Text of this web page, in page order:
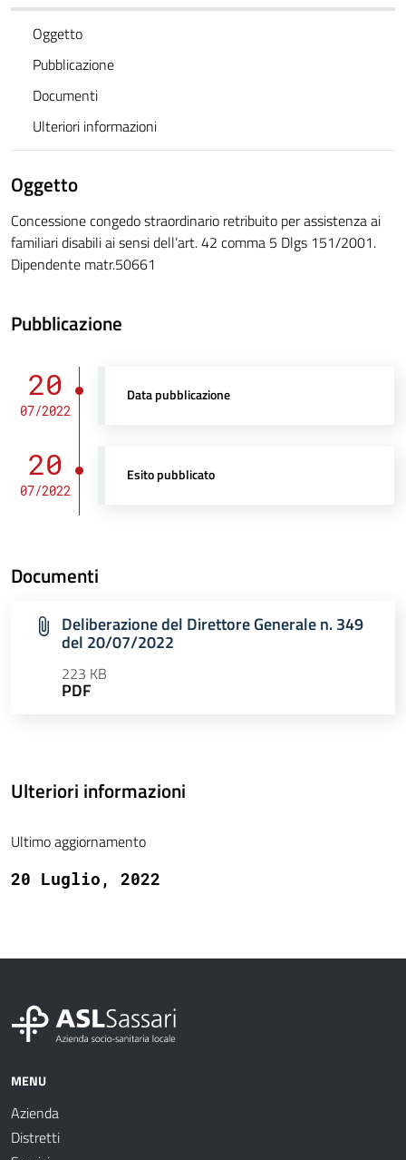
Oggetto
Pubblicazione
Documenti
Ulteriori informazioni
Oggetto
Concessione congedo straordinario retribuito per assistenza ai
familiari disabili ai sensi dell’art. 42 comma 5 Dlgs 151/2001.
Dipendente matr.50661
Pubblicazione
20
07/2022
Data pubblicazione
20
07/2022
Esito pubblicato
Documenti
Deliberazione del Direttore Generale n. 349
del 20/07/2022
223 KB
PDF
Ulteriori informazioni
Ultimo aggiornamento
20 Luglio, 2022
MENU
Azienda
Distretti